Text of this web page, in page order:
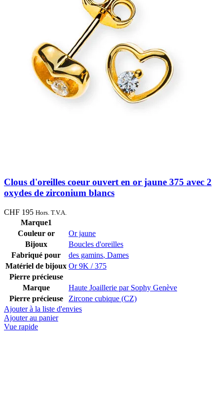
Clous d'oreilles coeur ouvert en or jaune 375 avec 2
oxydes de zirconium blancs
CHF 195 Hors. T.V.A.
Marque1
Couleur or
Or jaune
Bijoux
Boucles d'oreilles
Fabriqué pour
des gamins, Dames
Matériel de bijoux Or 9K / 375
Pierre précieuse
Marque
Haute Joaillerie par Sophy Genève
Pierre précieuse
Zircone cubique (CZ)
Ajouter à la liste d'envies
Ajouter au panier
Vue rapide